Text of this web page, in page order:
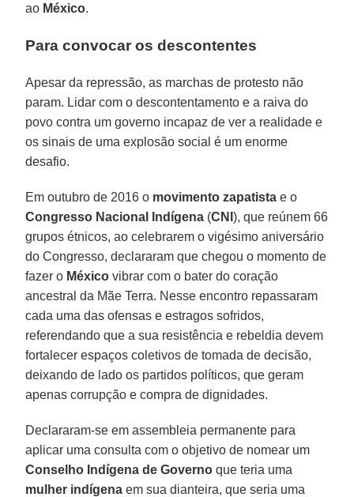
ao México.
Para convocar os descontentes
Apesar da repressão, as marchas de protesto não
param. Lidar com o descontentamento e a raiva do
povo contra um governo incapaz de ver a realidade e
os sinais de uma explosão social é um enorme
desafio.
Em outubro de 2016 o movimento zapatista e o
Congresso Nacional Indígena (CNI), que reúnem 66
grupos étnicos, ao celebrarem o vigésimo aniversário
do Congresso, declararam que chegou o momento de
fazer o México vibrar com o bater do coração
ancestral da Mãe Terra. Nesse encontro repassaram
cada uma das ofensas e estragos sofridos,
referendando que a sua resistência e rebeldia devem
fortalecer espaços coletivos de tomada de decisão,
deixando de lado os partidos políticos, que geram
apenas corrupção e compra de dignidades.
Declararam-se em assembleia permanente para
aplicar uma consulta com o objetivo de nomear um
Conselho Indígena de Governo que teria uma
mulher indígena em sua dianteira, que seria uma